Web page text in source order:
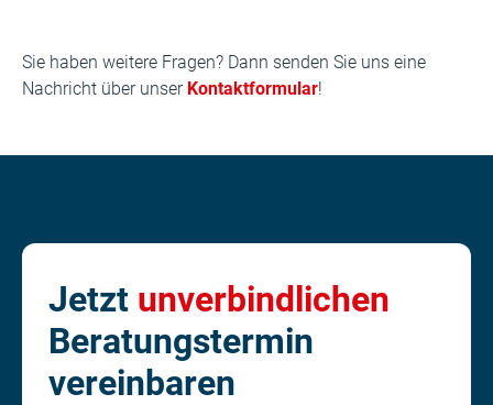
Sie haben weitere Fragen? Dann senden Sie uns eine
Nachricht über unser Kontaktformular!
Jetzt unverbindlichen
Beratungstermin
vereinbaren